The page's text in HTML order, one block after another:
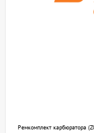
Ремкомплект карбюратора